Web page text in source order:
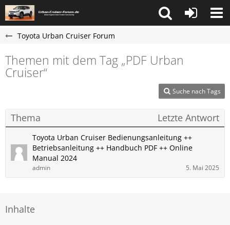
Toyota Urban Cruiser Forum
Themen mit dem Tag „PDF Urban
Cruiser“
Suche nach Tags
Thema Letzte Antwort
Toyota ​Urban Cruiser Bedienungsanleitung ++
Betriebsanleitung ++ Handbuch PDF ++ Online
Manual 2024
admin 5. Mai 2025
Inhalte